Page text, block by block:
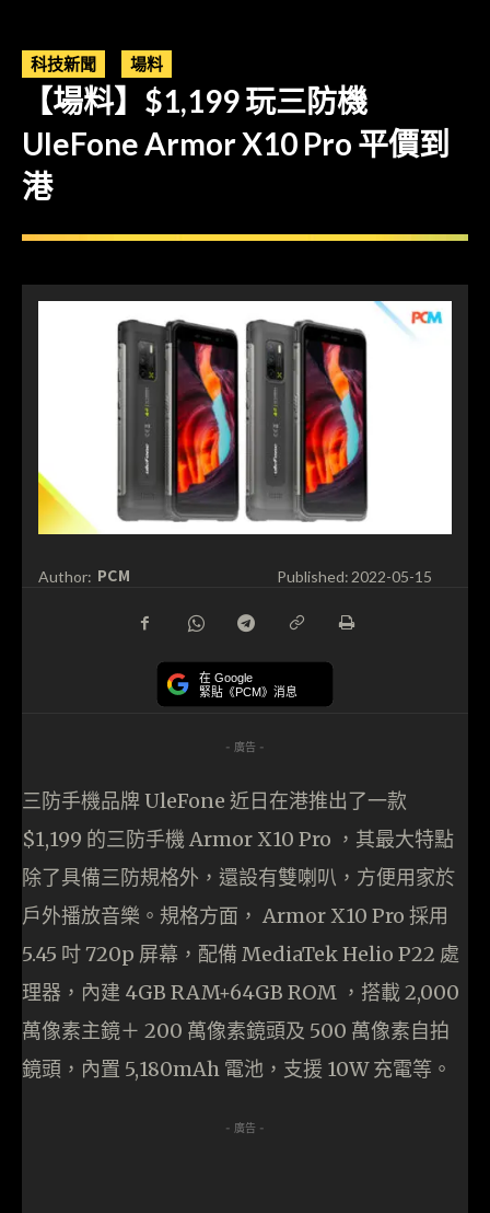
科技新聞 場料
【場料】$1,199 玩三防機
UleFone Armor X10 Pro 平價到
港
Author: PCM Published: 2022-05-15
在 Google
緊貼《PCM》消息
- 廣告 -
三防手機品牌 UleFone 近日在港推出了一款
$1,199 的三防手機 Armor X10 Pro ，其最大特點
除了具備三防規格外，還設有雙喇叭，方便用家於
戶外播放音樂。規格方面， Armor X10 Pro 採用
5.45 吋 720p 屏幕，配備 MediaTek Helio P22 處
理器，內建 4GB RAM+64GB ROM ，搭載 2,000
萬像素主鏡＋ 200 萬像素鏡頭及 500 萬像素自拍
鏡頭，內置 5,180mAh 電池，支援 10W 充電等。
- 廣告 -